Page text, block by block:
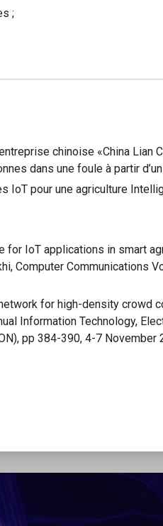
;
chinoise «China Lian
dans une foule à partir
IoT pour une agriculture
for IoT applications in smart
Computer Communications
for high-density crowd
Information Technology,
pp 384-390, 4-7 November